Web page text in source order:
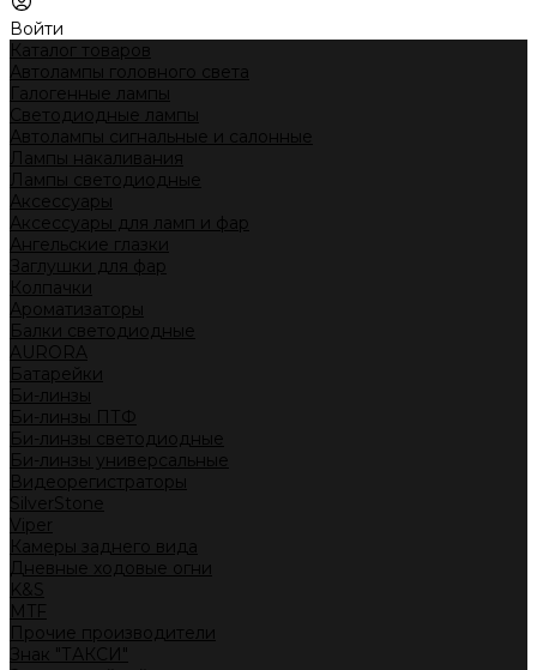
Войти
Каталог товаров
Автолампы головного света
Галогенные лампы
Светодиодные лампы
Автолампы сигнальные и салонные
Лампы накаливания
Лампы светодиодные
Аксессуары
Аксессуары для ламп и фар
Ангельские глазки
Заглушки для фар
Колпачки
Ароматизаторы
Балки светодиодные
AURORA
Батарейки
Би-линзы
Би-линзы ПТФ
Би-линзы светодиодные
Би-линзы универсальные
Видеорегистраторы
SilverStone
Viper
Камеры заднего вида
Дневные ходовые огни
K&S
MTF
Прочие производители
Знак "ТАКСИ"